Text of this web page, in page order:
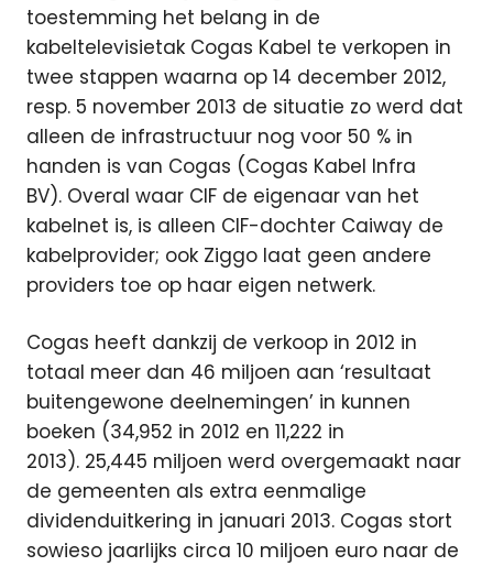
toestemming het belang in de
kabeltelevisietak Cogas Kabel te verkopen in
twee stappen waarna op 14 december 2012,
resp. 5 november 2013 de situatie zo werd dat
alleen de infrastructuur nog voor 50 % in
handen is van Cogas (Cogas Kabel Infra
BV). Overal waar CIF de eigenaar van het
kabelnet is, is alleen CIF-dochter Caiway de
kabelprovider; ook Ziggo laat geen andere
providers toe op haar eigen netwerk.
Cogas heeft dankzij de verkoop in 2012 in
totaal meer dan 46 miljoen aan ‘resultaat
buitengewone deelnemingen’ in kunnen
boeken (34,952 in 2012 en 11,222 in
2013). 25,445 miljoen werd overgemaakt naar
de gemeenten als extra eenmalige
dividenduitkering in januari 2013. Cogas stort
sowieso jaarlijks circa 10 miljoen euro naar de